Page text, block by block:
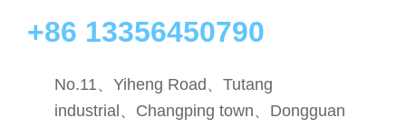
+86 13356450790
No.11、Yiheng Road、Tutang
industrial、Changping town、Dongguan